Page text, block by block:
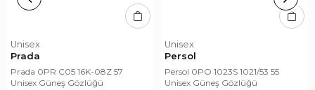
Unisex
Prada
Prada 0PR C05 16K-08Z 57
Unisex Güneş Gözlüğü
Unisex
Persol
Persol 0PO 1023S 1021/53 55
Unisex Güneş Gözlüğü